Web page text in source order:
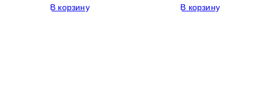
В корзину В корзину